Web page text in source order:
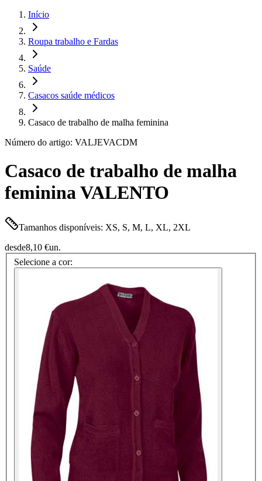
Início
Roupa trabalho e Fardas
Saúde
Casacos saúde médicos
Casaco de trabalho de malha feminina
Número do artigo: VALJEVACDM
Casaco de trabalho de malha
feminina VALENTO
Tamanhos disponíveis: XS, S, M, L, XL, 2XL
desde8,10 €un.
Selecione a cor: